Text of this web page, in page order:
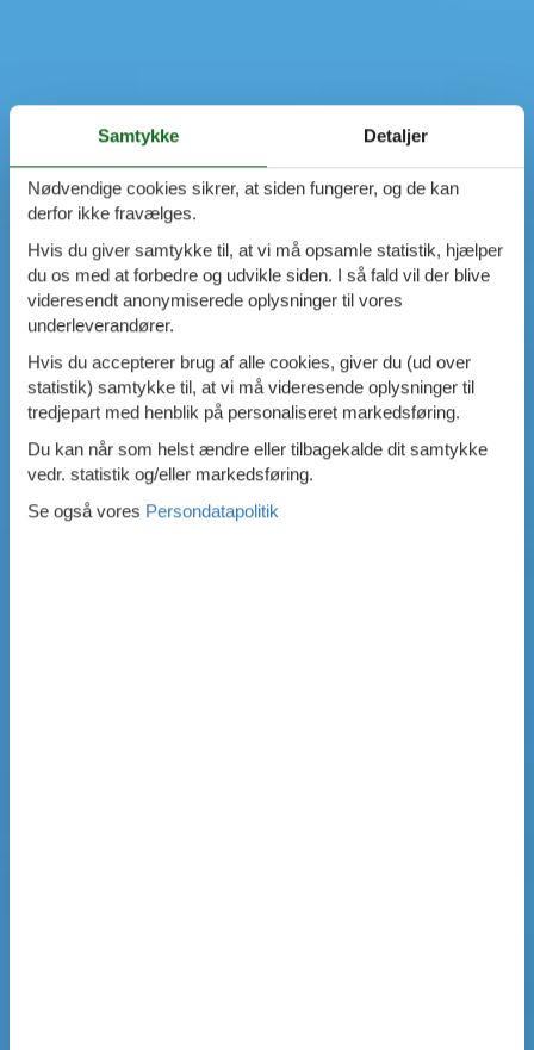
Samtykke Detaljer
Nødvendige cookies sikrer, at siden fungerer, og de kan
derfor ikke fravælges.
Hvis du giver samtykke til, at vi må opsamle statistik, hjælper
du os med at forbedre og udvikle siden. I så fald vil der blive
videresendt anonymiserede oplysninger til vores
underleverandører.
Hvis du accepterer brug af alle cookies, giver du (ud over
statistik) samtykke til, at vi må videresende oplysninger til
tredjepart med henblik på personaliseret markedsføring.
Du kan når som helst ændre eller tilbagekalde dit samtykke
vedr. statistik og/eller markedsføring.
Se også vores Persondatapolitik